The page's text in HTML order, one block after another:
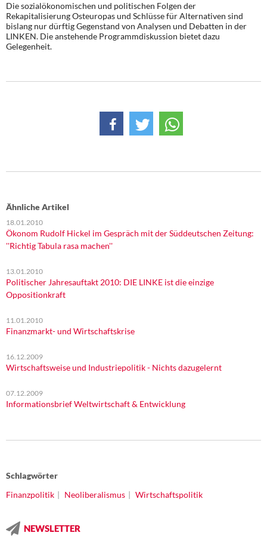
Die sozialökonomischen und politischen Folgen der
Rekapitalisierung Osteuropas und Schlüsse für Alternativen sind
bislang nur dürftig Gegenstand von Analysen und Debatten in der
LINKEN. Die anstehende Programmdiskussion bietet dazu
Gelegenheit.
Ähnliche Artikel
18.01.2010
Ökonom Rudolf Hickel im Gespräch mit der Süddeutschen Zeitung:
''Richtig Tabula rasa machen''
13.01.2010
Politischer Jahresauftakt 2010: DIE LINKE ist die einzige
Oppositionkraft
11.01.2010
Finanzmarkt- und Wirtschaftskrise
16.12.2009
Wirtschaftsweise und Industriepolitik - Nichts dazugelernt
07.12.2009
Informationsbrief Weltwirtschaft & Entwicklung
Schlagwörter
Finanzpolitik
Neoliberalismus Wirtschaftspolitik
NEWSLETTER